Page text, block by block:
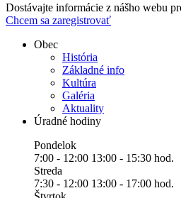
Dostávajte informácie z nášho webu
Chcem sa zaregistrovať
Obec
História
Základné info
Kultúra
Galéria
Aktuality
Úradné hodiny
Pondelok
7:00 - 12:00 13:00 - 15:30 hod.
Streda
7:30 - 12:00 13:00 - 17:00 hod.